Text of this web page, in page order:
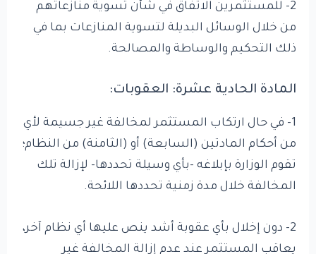
2- للمستثمرين الاتفاق في شأن تسوية منازعاتهم
من خلال الوسائل البديلة لتسوية المنازعات بما في
ذلك التحكيم والوساطة والمصالحة.
المادة الحادية عشرة: العقوبات:
1- في حال ارتكاب المستثمر لمخالفة غير جسيمة لأي
من أحكام المادتين (السابعة) أو (الثامنة) من النظام؛
تقوم الوزارة بإبلاغه -بأي وسيلة تحددها- لإزالة تلك
المخالفة خلال مدة زمنية تحددها اللائحة.
2- دون إخلال بأي عقوبة أشد ينص عليها أي نظام آخر،
يعاقب المستثمر عند عدم إزالة المخالفة غير